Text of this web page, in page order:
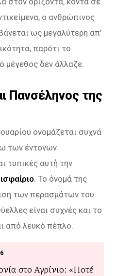
ο ανθρώπινος
ως μεγαλύτερη απ’
παρότι το
μέγεθος δεν άλλαζε.
Πανσέληνος της
ονομάζεται συχνά
των έντονων
τυπικές αυτή την
. Το όνομά της
των περασμάτων του
είναι συχνές και το
από λευκό πέπλο.
στο Αγρίνιο: «Ποτέ